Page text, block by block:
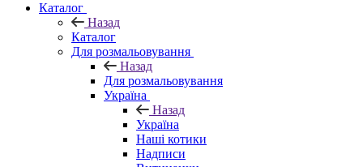
Каталог
Назад
Каталог
Для розмальовування
Назад
Для розмальовування
Україна
Назад
Україна
Наші котики
Надписи